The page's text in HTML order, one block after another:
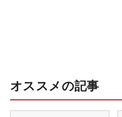
オススメの記事